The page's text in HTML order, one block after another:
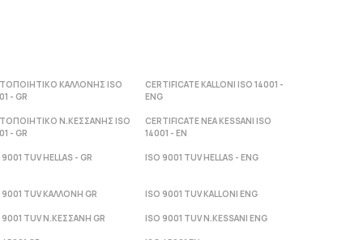
ΚΑΛΛΟΝΗΣ ISO
- GR
CERTIFICATE KALLONI ISO 14001 -
ENG
Ν.ΚΕΣΣΑΝΗΣ ISO
- GR
CERTIFICATE NEA KESSANI ISO
14001 - ΕΝ
TUV HELLAS - GR ISO 9001 TUV HELLAS - ENG
9001 TUV ΚΑΛΛΟΝΗ GR ISO 9001 TUV KALLONI ENG
9001 TUV Ν.ΚΕΣΣΑΝΗ GR ISO 9001 TUV N.KESSANI ENG